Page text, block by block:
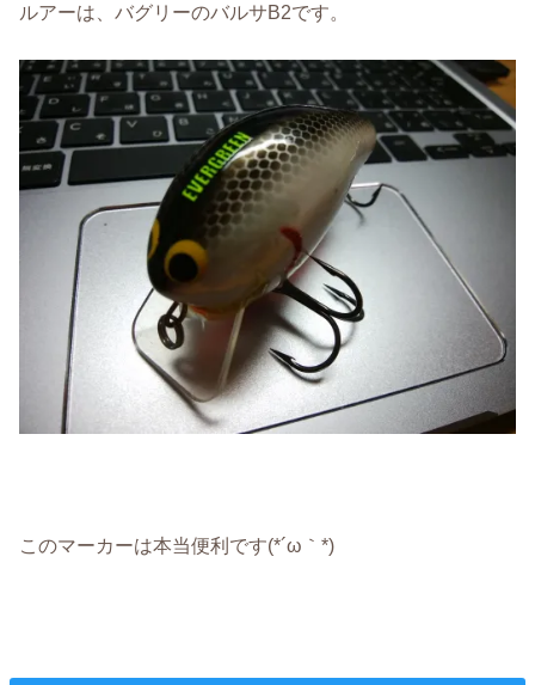
ルアーは、バグリーのバルサB2です。
このマーカーは本当便利です(*´ω｀*)